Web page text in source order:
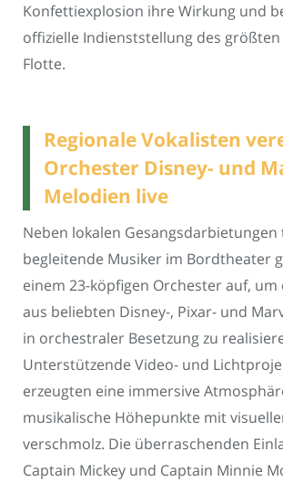
Konfettiexplosion ihre Wirkung und
offizielle Indienststellung des
Flotte.
Regionale Vokalisten
Orchester Disney- und
Melodien live
Neben lokalen
begleitende Musiker im Bordtheater
einem 23-köpfigen Orchester auf,
aus beliebten Disney-, Pixar- und
in orchestraler Besetzung zu
Unterstützende Video- und
erzeugten eine immersive
musikalische Höhepunkte mit
verschmolz. Die überraschenden
Captain Mickey und Captain Minnie